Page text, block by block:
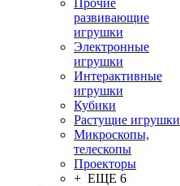
Прочие
развивающие
игрушки
Электронные
игрушки
Интерактивные
игрушки
Кубики
Растущие игрушки
Микроскопы,
телескопы
Проекторы
+ ЕЩЕ 6